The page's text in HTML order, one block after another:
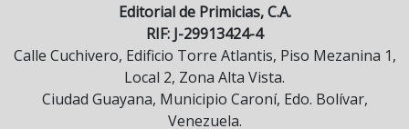
Editorial de Primicias, C.A.
RIF: J-29913424-4
Calle Cuchivero, Edificio Torre Atlantis, Piso Mezanina 1,
Local 2, Zona Alta Vista.
Ciudad Guayana, Municipio Caroní, Edo. Bolívar,
Venezuela.